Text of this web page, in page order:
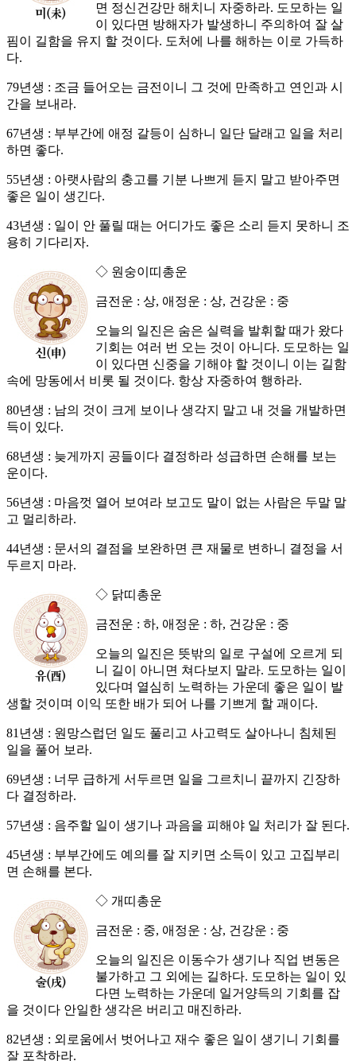
면 정신건강만 해치니 자중하라. 도모하는 일
이 있다면 방해자가 발생하니 주의하여 잘 살
핌이 길함을 유지 할 것이다. 도처에 나를 해하는 이로 가득하
다.
79년생 : 조금 들어오는 금전이니 그 것에 만족하고 연인과 시
간을 보내라.
67년생 : 부부간에 애정 갈등이 심하니 일단 달래고 일을 처리
하면 좋다.
55년생 : 아랫사람의 충고를 기분 나쁘게 듣지 말고 받아주면
좋은 일이 생긴다.
43년생 : 일이 안 풀릴 때는 어디가도 좋은 소리 듣지 못하니 조
용히 기다리자.
◇ 원숭이띠총운
금전운 : 상, 애정운 : 상, 건강운 : 중
오늘의 일진은 숨은 실력을 발휘할 때가 왔다
기회는 여러 번 오는 것이 아니다. 도모하는 일
이 있다면 신중을 기해야 할 것이니 이는 길함
속에 망동에서 비롯 될 것이다. 항상 자중하여 행하라.
80년생 : 남의 것이 크게 보이나 생각지 말고 내 것을 개발하면
득이 있다.
68년생 : 늦게까지 공들이다 결정하라 성급하면 손해를 보는
운이다.
56년생 : 마음껏 열어 보여라 보고도 말이 없는 사람은 두말 말
고 멀리하라.
44년생 : 문서의 결점을 보완하면 큰 재물로 변하니 결정을 서
두르지 마라.
◇ 닭띠총운
금전운 : 하, 애정운 : 하, 건강운 : 중
오늘의 일진은 뜻밖의 일로 구설에 오르게 되
니 길이 아니면 쳐다보지 말라. 도모하는 일이
있다며 열심히 노력하는 가운데 좋은 일이 발
생할 것이며 이익 또한 배가 되어 나를 기쁘게 할 괘이다.
81년생 : 원망스럽던 일도 풀리고 사고력도 살아나니 침체된
일을 풀어 보라.
69년생 : 너무 급하게 서두르면 일을 그르치니 끝까지 긴장하
다 결정하라.
57년생 : 음주할 일이 생기나 과음을 피해야 일 처리가 잘 된다.
45년생 : 부부간에도 예의를 잘 지키면 소득이 있고 고집부리
면 손해를 본다.
◇ 개띠총운
금전운 : 중, 애정운 : 상, 건강운 : 중
오늘의 일진은 이동수가 생기나 직업 변동은
불가하고 그 외에는 길하다. 도모하는 일이 있
다면 노력하는 가운데 일거양득의 기회를 잡
을 것이다 안일한 생각은 버리고 매진하라.
82년생 : 외로움에서 벗어나고 재수 좋은 일이 생기니 기회를
잘 포착하라.